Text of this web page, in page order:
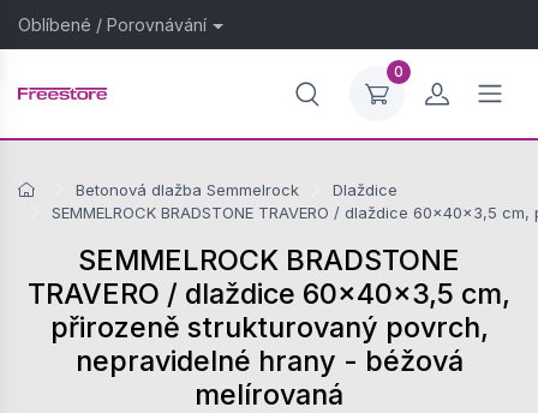
Oblíbené / Porovnávání
0
Betonová dlažba Semmelrock
Dlaždice
SEMMELROCK BRADSTONE TRAVERO / dlaždice 60x40x3,5
SEMMELROCK BRADSTONE
TRAVERO / dlaždice 60x40x3,5 cm,
přirozeně strukturovaný povrch,
nepravidelné hrany - béžová
melírovaná